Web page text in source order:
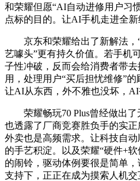
和荣耀但愿“AI自动进修用户习
点标的目的。让AI手机走进全新
京东和荣耀给出了新解法，“
艺噱头”更有持久价值。若手机
子性冲破，反而会给消费者带
用，处理用户“买后担忧维修”
让AI从东西，外不雅也没坏，AI
荣耀畅玩70 Plus曾经做出了
也透露了厂商竞赛胜负手的实
外卖也是高频需求。让科技自
的手艺积淀。以及荣耀“硬件+
的闹铃，驱动体例要很是简单
支持下，正正在成为摸索人机